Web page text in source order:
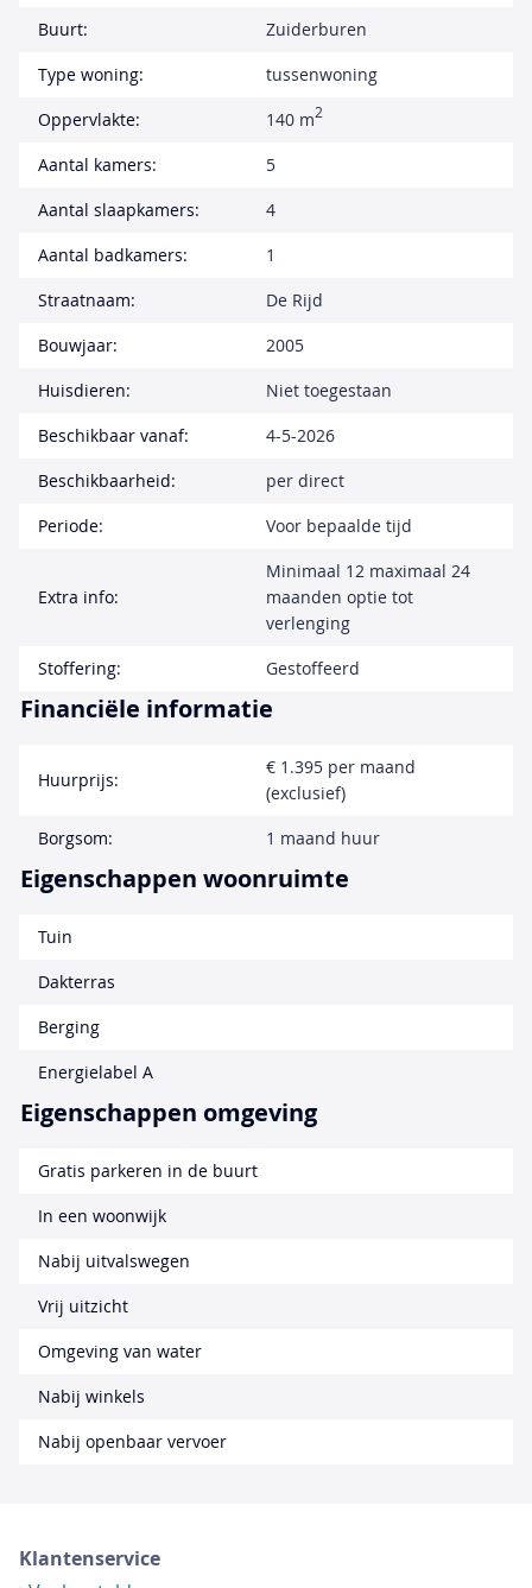
Buurt:
Zuiderburen
Type woning:
tussenwoning
Oppervlakte:
140 m2
Aantal kamers:
5
Aantal slaapkamers:
4
Aantal badkamers:
1
Straatnaam:
De Rijd
Bouwjaar:
2005
Huisdieren:
Niet toegestaan
Beschikbaar vanaf:
4-5-2026
Beschikbaarheid:
per direct
Periode:
Voor bepaalde tijd
Extra info:
Minimaal 12 maximaal 24
maanden optie tot
verlenging
Stoffering:
Gestoffeerd
Financiële informatie
Huurprijs:
€ 1.395 per maand
(exclusief)
Borgsom:
1 maand huur
Eigenschappen woonruimte
Tuin
Dakterras
Berging
Energielabel A
Eigenschappen omgeving
Gratis parkeren in de buurt
In een woonwijk
Nabij uitvalswegen
Vrij uitzicht
Omgeving van water
Nabij winkels
Nabij openbaar vervoer
Klantenservice